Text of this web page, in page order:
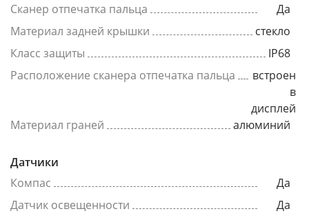
Сканер отпечатка пальца
Да
Материал задней крышки
стекло
Класс защиты
IP68
Расположение сканера отпечатка пальца
встроен
в
дисплей
Материал граней
алюминий
Датчики
Компас
Да
Датчик освещенности
Да